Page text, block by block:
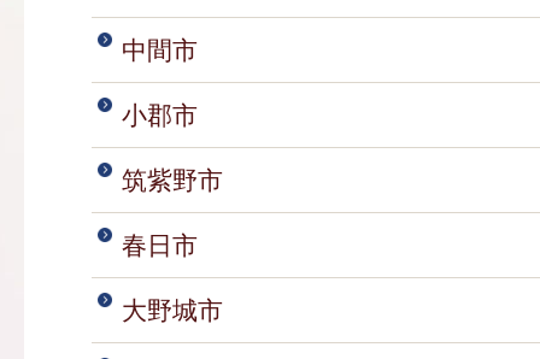
中間市
小郡市
筑紫野市
春日市
大野城市